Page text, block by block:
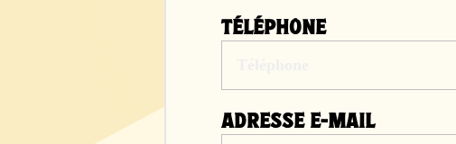
TÉLÉPHONE
ADRESSE E-MAIL